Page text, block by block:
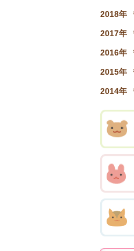
2019
2018年
2018
2017年
2017
2016年
2016
2015年
2015
2014年